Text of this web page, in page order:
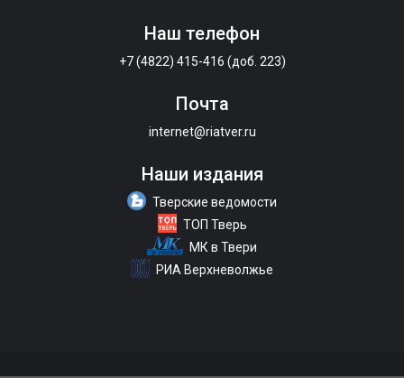
Наш телефон
+7 (4822) 415-416 (доб. 223)
Почта
internet@riatver.ru
Наши издания
Тверские ведомости
ТОП Тверь
МК в Твери
РИА Верхневолжье